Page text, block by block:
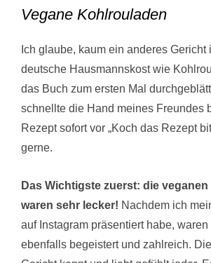
Vegane Kohlrouladen
Ich glaube, kaum ein anderes Gericht
deutsche Hausmannskost wie
das Buch zum ersten Mal
schnellte die Hand meines Freundes
Rezept sofort vor „Koch das Rezept
gerne.
Das Wichtigste zuerst: die
waren sehr lecker! Nachdem ich
auf Instagram präsentiert habe,
ebenfalls begeistert und zahlreich.